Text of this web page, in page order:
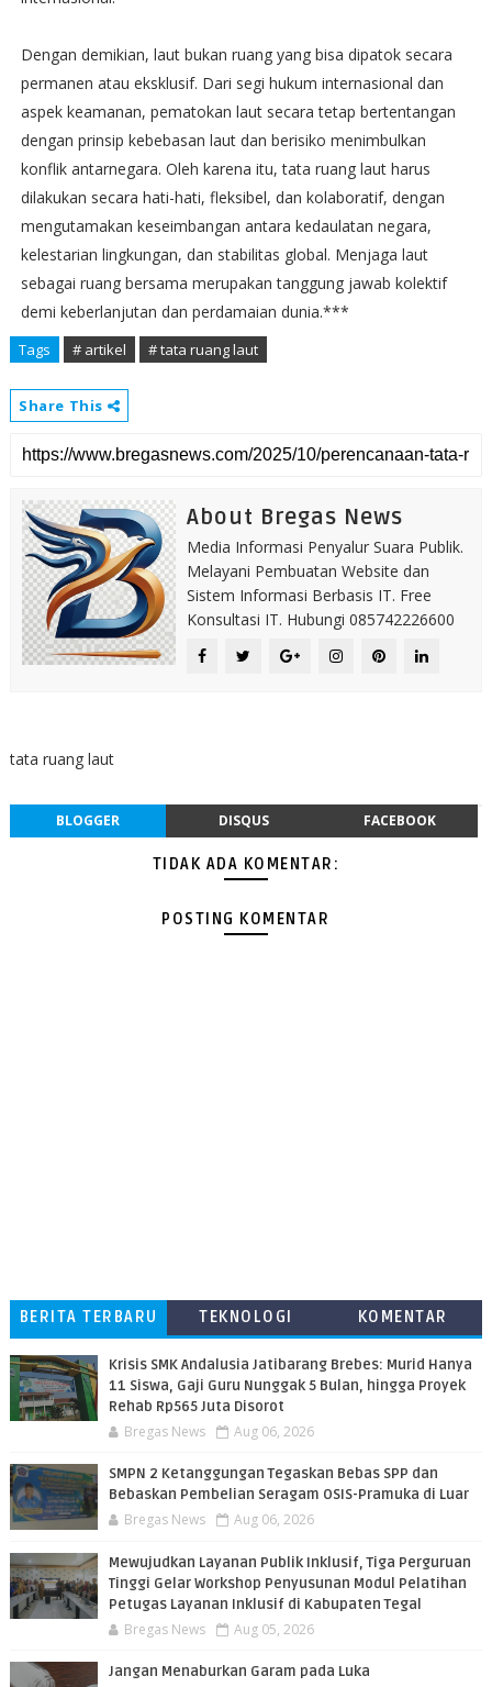
Dengan demikian, laut bukan ruang yang bisa dipatok secara
permanen atau eksklusif. Dari segi hukum internasional dan
aspek keamanan, pematokan laut secara tetap bertentangan
dengan prinsip kebebasan laut dan berisiko menimbulkan
konflik antarnegara. Oleh karena itu, tata ruang laut harus
dilakukan secara hati-hati, fleksibel, dan kolaboratif, dengan
mengutamakan keseimbangan antara kedaulatan negara,
kelestarian lingkungan, dan stabilitas global. Menjaga laut
sebagai ruang bersama merupakan tanggung jawab kolektif
demi keberlanjutan dan perdamaian dunia.***
Tags # artikel # tata ruang laut
Share This
About Bregas News
Media Informasi Penyalur Suara Publik.
Melayani Pembuatan Website dan
Sistem Informasi Berbasis IT. Free
Konsultasi IT. Hubungi 085742226600
tata ruang laut
BLOGGER DISQUS FACEBOOK
TIDAK ADA KOMENTAR:
POSTING KOMENTAR
BERITA TERBARU TEKNOLOGI
KOMENTAR
Krisis SMK Andalusia Jatibarang Brebes: Murid Hanya
11 Siswa, Gaji Guru Nunggak 5 Bulan, hingga Proyek
Rehab Rp565 Juta Disorot
Bregas News Aug 06, 2026
SMPN 2 Ketanggungan Tegaskan Bebas SPP dan
Bebaskan Pembelian Seragam OSIS-Pramuka di Luar
Bregas News Aug 06, 2026
​Mewujudkan Layanan Publik Inklusif, Tiga Perguruan
Tinggi Gelar Workshop Penyusunan Modul Pelatihan
Petugas Layanan Inklusif di Kabupaten Tegal
Bregas News Aug 05, 2026
Jangan Menaburkan Garam pada Luka